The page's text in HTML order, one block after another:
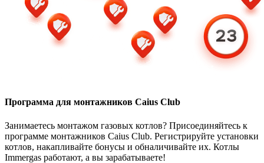
Программа для монтажников Caius Club
Занимаетесь монтажом газовых котлов? Присоединяйтесь к
программе монтажников Caius Club. Регистрируйте установки
котлов, накапливайте бонусы и обналичивайте их. Котлы
Immergas работают, а вы зарабатываете!